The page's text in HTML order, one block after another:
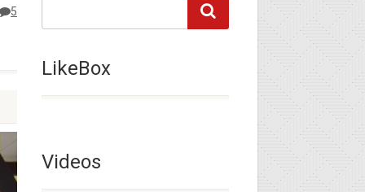
5
LikeBox
Videos